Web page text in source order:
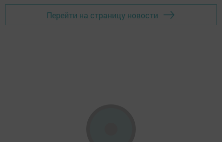
Перейти на страницу новости